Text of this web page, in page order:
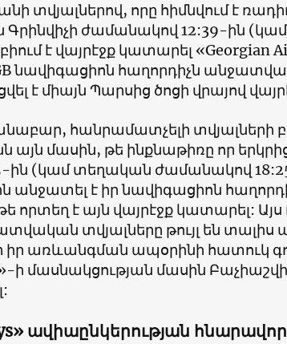
տվյալներով, որը հիմնվում է
Գրինվիչի ժամանակով 12:39-ին
է վայրէջք կատարել «Georgian
նավիգացիոն հաղորդիչն անջատված
է միայն Պարսից ծոցի վրայով
հանրամատչելի տվյալների
այն մասին, թե ինքնաթիռը որ երկրից
ին (կամ տեղական ժամանակով
անջատել է իր նավիգացիոն
որտեղ է այն վայրէջք կատարել:
տվյալները թույլ են տալիս
իր առևանգման ապօրինի հատուկ
ի մասնակցության մասին
ավիաընկերության